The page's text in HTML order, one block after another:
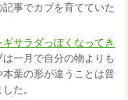
事でカブを育てていた
ギサラダっぽくなってき
一月で自分の物よりも
葉の形が違うことは普
た。